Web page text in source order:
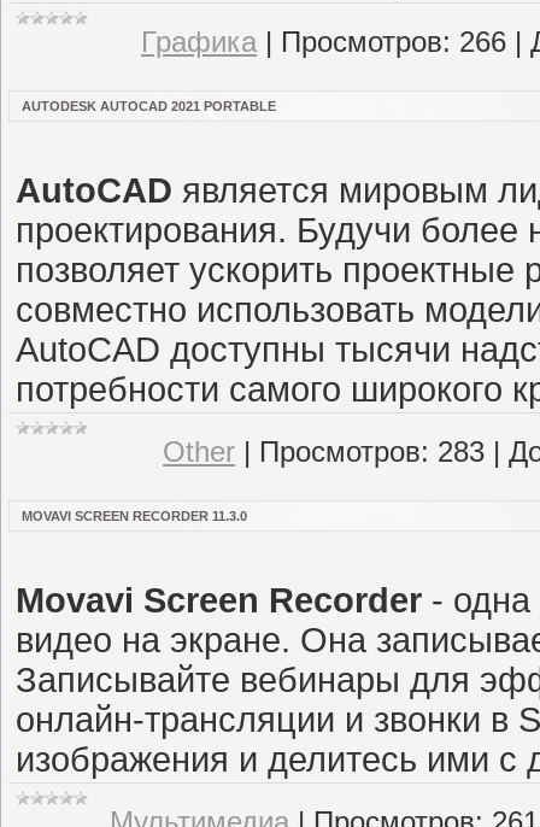
Графика | Просмотров: 266 |
AUTODESK AUTOCAD 2021 PORTABLE
AutoCAD является мировым
проектирования. Будучи
позволяет ускорить
совместно использовать
AutoCAD доступны тысячи
потребности самого широкого
Other | Просмотров: 283 |
MOVAVI SCREEN RECORDER 11.3.0
Movavi Screen Recorder -
видео на экране. Она
Записывайте вебинары для
онлайн-трансляции и звонки в
изображения и делитесь ими с